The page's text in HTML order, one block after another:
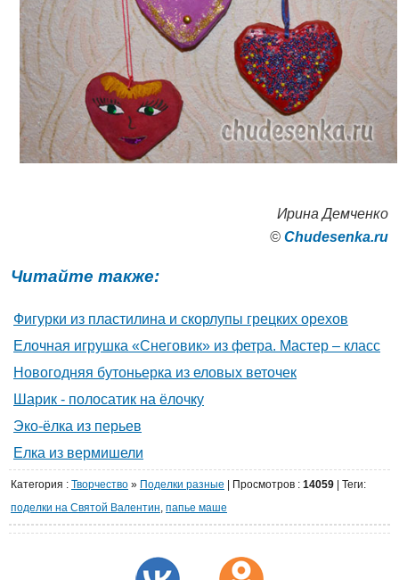
Ирина Демченко
© Сhudesenka.ru
Читайте также:
Фигурки из пластилина и скорлупы грецких орехов
Елочная игрушка «Снеговик» из фетра. Мастер – класс
Новогодняя бутоньерка из еловых веточек
Шарик - полосатик на ёлочку
Эко-ёлка из перьев
Елка из вермишели
Категория : Творчество » Поделки разные Просмотров : 14059 | Теги:
поделки на Святой Валентин, папье маше